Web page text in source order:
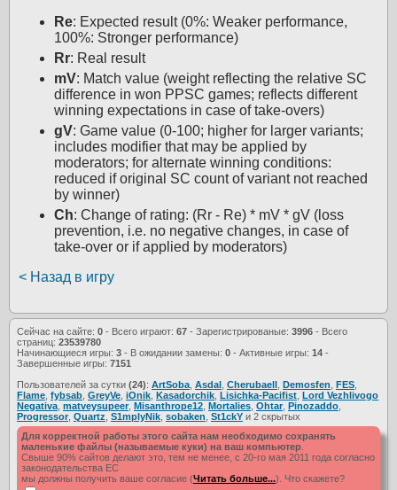
Re: Expected result (0%: Weaker performance,
100%: Stronger performance)
Rr: Real result
mV: Match value (weight reflecting the relative SC
difference in won PPSC games; reflects different
winning expectations in case of take-overs)
gV: Game value (0-100; higher for larger variants;
includes modifier that may be applied by
moderators; for alternate winning conditions:
reduced if original SC count of variant not reached
by winner)
Ch: Change of rating: (Rr - Re) * mV * gV (loss
prevention, i.e. no negative changes, in case of
take-over or if applied by moderators)
< Назад в игру
Сейчас на сайте: 0 - Всего играют: 67 - Зарегистрированые: 3996 - Всего
страниц: 23539780
Начинающиеся игры: 3 - В ожидании замены: 0 - Активные игры: 14 -
Завершенные игры: 7151
Пользователей за сутки (24): ArtSoba Asdal Cherubaell Demosfen FES
Flame fybsab GreyVe iOnik Kasadorchik Lisichka-Pacifist Lord Vezhlivogo
Negativa matveysupeer, Misanthrope12 Mortalies Ohtar, Pinozaddo
Progressor, Quartz S1mplyNik sobaken St1ckY и 2 скрытых
Для корректной работы этого сайта нам необходимо сохранять
маленькие файлы (называемые куки) на ваш компьютер
Свыше 90% сайтов делают это, тем не менее, с 20-го мая 2011 года согласно
законодательства ЕС
мы должны получить ваше согласие (Читать больше...). Что скажете?